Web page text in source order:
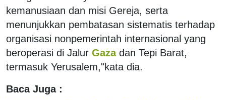
kemanusiaan dan misi Gereja, serta
menunjukkan pembatasan sistematis terhadap
organisasi nonpemerintah internasional yang
beroperasi di Jalur Gaza dan Tepi Barat,
termasuk Yerusalem,"kata dia.
Baca Juga :